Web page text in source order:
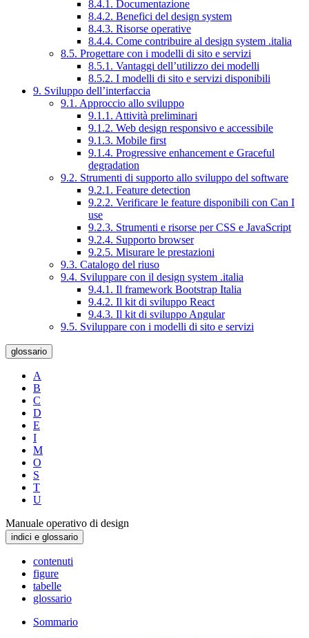
8.4.1. Documentazione
8.4.2. Benefici del design system
8.4.3. Risorse operative
8.4.4. Come contribuire al design system .italia
8.5. Progettare con i modelli di sito e servizi
8.5.1. Vantaggi dell’utilizzo dei modelli
8.5.2. I modelli di sito e servizi disponibili
9. Sviluppo dell’interfaccia
9.1. Approccio allo sviluppo
9.1.1. Attività preliminari
9.1.2. Web design responsivo e accessibile
9.1.3. Mobile first
9.1.4. Progressive enhancement e Graceful
degradation
9.2. Strumenti di supporto allo sviluppo del software
9.2.1. Feature detection
9.2.2. Verificare le feature disponibili con Can I
use
9.2.3. Strumenti e risorse per CSS e JavaScript
9.2.4. Supporto browser
9.2.5. Misurare le prestazioni
9.3. Catalogo del riuso
9.4. Sviluppare con il design system .italia
9.4.1. Il framework Bootstrap Italia
9.4.2. Il kit di sviluppo React
9.4.3. Il kit di sviluppo Angular
9.5. Sviluppare con i modelli di sito e servizi
glossario
A
B
C
D
E
I
M
O
S
T
U
Manuale operativo di design
indici e glossario
contenuti
figure
tabelle
glossario
Sommario